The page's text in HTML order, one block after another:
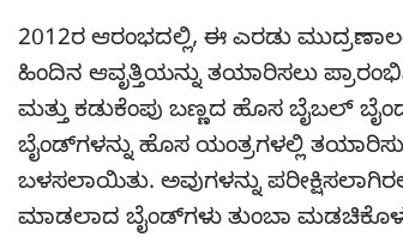
2012ರ ಆರಂಭದಲ್ಲಿ, ಈ ಎರಡು
ಹಿಂದಿನ ಆವೃತ್ತಿಯನ್ನು ತಯಾರಿಸಲು
ಮತ್ತು ಕಡುಕೆಂಪು ಬಣ್ಣದ ಹೊಸ ಬೈಬಲ್‌
ಬೈಂಡ್‌ಗಳನ್ನು ಹೊಸ ಯಂತ್ರಗಳಲ್ಲಿ
ಬಳಸಲಾಯಿತು. ಅವುಗಳನ್ನು
ಮಾಡಲಾದ ಬೈಂಡ್‌ಗಳು ತುಂಬಾ